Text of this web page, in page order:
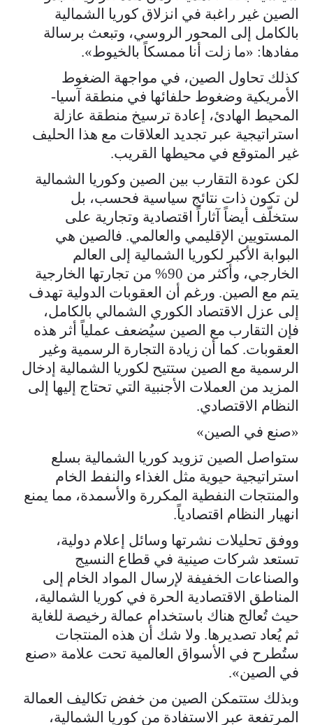
الصين غير راغبة في انزلاق كوريا الشمالية
بالكامل إلى المحور الروسي، وتبعث برسالة
مفادها: «ما زلت أنا ممسكاً بالخيوط».
كذلك تحاول الصين، في مواجهة الضغوط
الأمريكية وضغوط حلفائها في منطقة آسيا-
المحيط الهادئ، إعادة ترسيخ منطقة عازلة
استراتيجية عبر تجديد العلاقات مع هذا الحليف
غير المتوقع في محيطها القريب.
لكن عودة التقارب بين الصين وكوريا الشمالية
لن تكون ذات نتائج سياسية فحسب، بل
ستخلّف أيضاً آثاراً اقتصادية وتجارية على
المستويين الإقليمي والعالمي. فالصين هي
البوابة الأكبر لكوريا الشمالية إلى العالم
الخارجي، وأكثر من 90% من تجارتها الخارجية
يتم مع الصين. ورغم أن العقوبات الدولية تهدف
إلى عزل الاقتصاد الكوري الشمالي بالكامل،
فإن التقارب مع الصين سيُضعف عملياً أثر هذه
العقوبات. كما أن زيادة التجارة الرسمية وغير
الرسمية مع الصين ستتيح لكوريا الشمالية إدخال
المزيد من العملات الأجنبية التي تحتاج إليها إلى
النظام الاقتصادي.
«صنع في الصين»
ستواصل الصين تزويد كوريا الشمالية بسلع
استراتيجية حيوية مثل الغذاء والنفط الخام
والمنتجات النفطية المكررة والأسمدة، مما يمنع
انهيار النظام اقتصادياً.
ووفق تحليلات نشرتها وسائل إعلام دولية،
تستعد شركات صينية في قطاع النسيج
والصناعات الخفيفة لإرسال المواد الخام إلى
المناطق الاقتصادية الحرة في كوريا الشمالية،
حيث تُعالج هناك باستخدام عمالة رخيصة للغاية
ثم يُعاد تصديرها. ولا شك أن هذه المنتجات
ستُطرح في الأسواق العالمية تحت علامة «صنع
في الصين».
وبذلك ستتمكن الصين من خفض تكاليف العمالة
المرتفعة عبر الاستفادة من كوريا الشمالية،